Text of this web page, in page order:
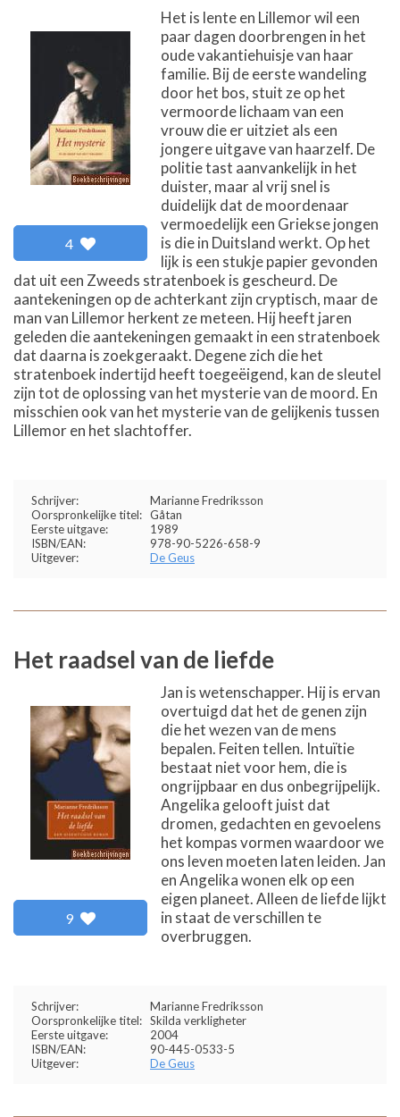
4
Het is lente en Lillemor wil een
paar dagen doorbrengen in het
oude vakantiehuisje van haar
familie. Bij de eerste wandeling
door het bos, stuit ze op het
vermoorde lichaam van een
vrouw die er uitziet als een
jongere uitgave van haarzelf. De
politie tast aanvankelijk in het
duister, maar al vrij snel is
duidelijk dat de moordenaar
vermoedelijk een Griekse jongen
is die in Duitsland werkt. Op het
lijk is een stukje papier gevonden
dat uit een Zweeds stratenboek is gescheurd. De
aantekeningen op de achterkant zijn cryptisch, maar de
man van Lillemor herkent ze meteen. Hij heeft jaren
geleden die aantekeningen gemaakt in een stratenboek
dat daarna is zoekgeraakt. Degene zich die het
stratenboek indertijd heeft toegeëigend, kan de sleutel
zijn tot de oplossing van het mysterie van de moord. En
misschien ook van het mysterie van de gelijkenis tussen
Lillemor en het slachtoffer.
Schrijver:
Marianne Fredriksson
Oorspronkelijke titel: Gåtan
Eerste uitgave:
1989
ISBN/EAN:
978-90-5226-658-9
Uitgever:
De Geus
Het raadsel van de liefde
9
Jan is wetenschapper. Hij is ervan
overtuigd dat het de genen zijn
die het wezen van de mens
bepalen. Feiten tellen. Intuïtie
bestaat niet voor hem, die is
ongrijpbaar en dus onbegrijpelijk.
Angelika gelooft juist dat
dromen, gedachten en gevoelens
het kompas vormen waardoor we
ons leven moeten laten leiden. Jan
en Angelika wonen elk op een
eigen planeet. Alleen de liefde lijkt
in staat de verschillen te
overbruggen.
Schrijver:
Marianne Fredriksson
Oorspronkelijke titel: Skilda verkligheter
Eerste uitgave:
2004
ISBN/EAN:
90-445-0533-5
Uitgever:
De Geus